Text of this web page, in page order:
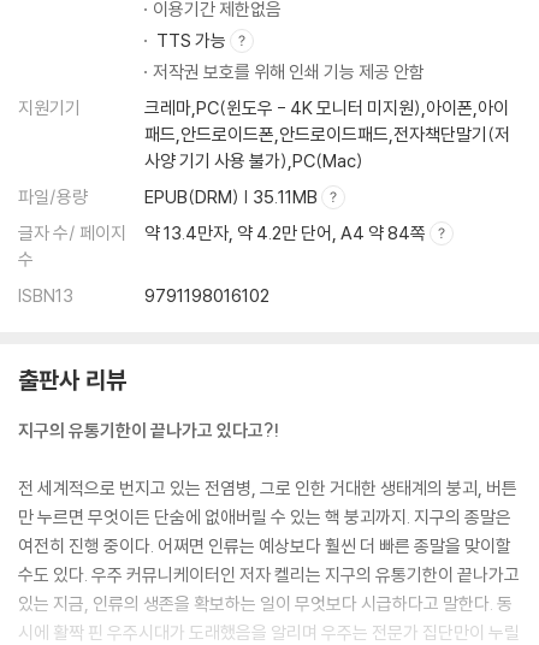
이용기간 제한없음
TTS 가능
저작권 보호를 위해 인쇄 기능 제공 안함
지원기기
크레마,PC(윈도우 - 4K 모니터 미지원),아이폰,아이
패드,안드로이드폰,안드로이드패드,전자책단말기(저
사양 기기 사용 불가),PC(Mac)
파일/용량
EPUB(DRM) | 35.11MB
글자 수/ 페이지
수
약 13.4만자, 약 4.2만 단어, A4 약 84쪽
ISBN13 9791198016102
출판사 리뷰
지구의 유통기한이 끝나가고 있다고?!
전 세계적으로 번지고 있는 전염병, 그로 인한 거대한 생태계의 붕괴, 버튼
만 누르면 무엇이든 단숨에 없애버릴 수 있는 핵 붕괴까지. 지구의 종말은
여전히 진행 중이다. 어쩌면 인류는 예상보다 훨씬 더 빠른 종말을 맞이할
수도 있다. 우주 커뮤니케이터인 저자 켈리는 지구의 유통기한이 끝나가고
있는 지금, 인류의 생존을 확보하는 일이 무엇보다 시급하다고 말한다. 동
시에 활짝 핀 우주시대가 도래했음을 알리며 우주는 전문가 집단만이 누릴